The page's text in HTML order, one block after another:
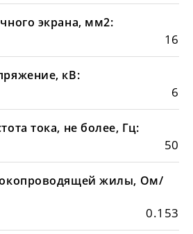
экрана, мм2:
16
кВ:
6
тока, не более, Гц:
50
жилы, Ом/
0.153